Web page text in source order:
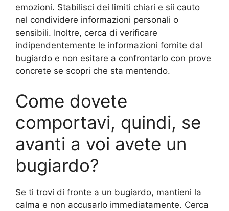
emozioni. Stabilisci dei limiti chiari e sii cauto
nel condividere informazioni personali o
sensibili. Inoltre, cerca di verificare
indipendentemente le informazioni fornite dal
bugiardo e non esitare a confrontarlo con prove
concrete se scopri che sta mentendo.
Come dovete
comportavi, quindi, se
avanti a voi avete un
bugiardo?
Se ti trovi di fronte a un bugiardo, mantieni la
calma e non accusarlo immediatamente. Cerca